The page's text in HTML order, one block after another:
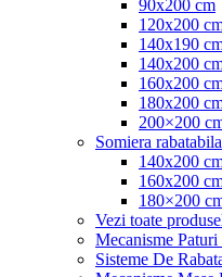
90x200 cm
120x200
140x190
140x200
160x200
180x200
200×200
Somiera rabatabila
140x200
160x200
180×200
Vezi toate
Mecanisme Paturi
Sisteme De